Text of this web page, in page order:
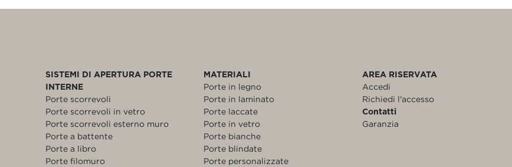
SISTEMI DI APERTURA PORTE
INTERNE
Porte scorrevoli
Porte scorrevoli in vetro
Porte scorrevoli esterno muro
Porte a battente
Porte a libro
Porte filomuro
MATERIALI
Porte in legno
Porte in laminato
Porte laccate
Porte in vetro
Porte bianche
Porte blindate
Porte personalizzate
AREA RISERVATA
Accedi
Richiedi l'accesso
Contatti
Garanzia